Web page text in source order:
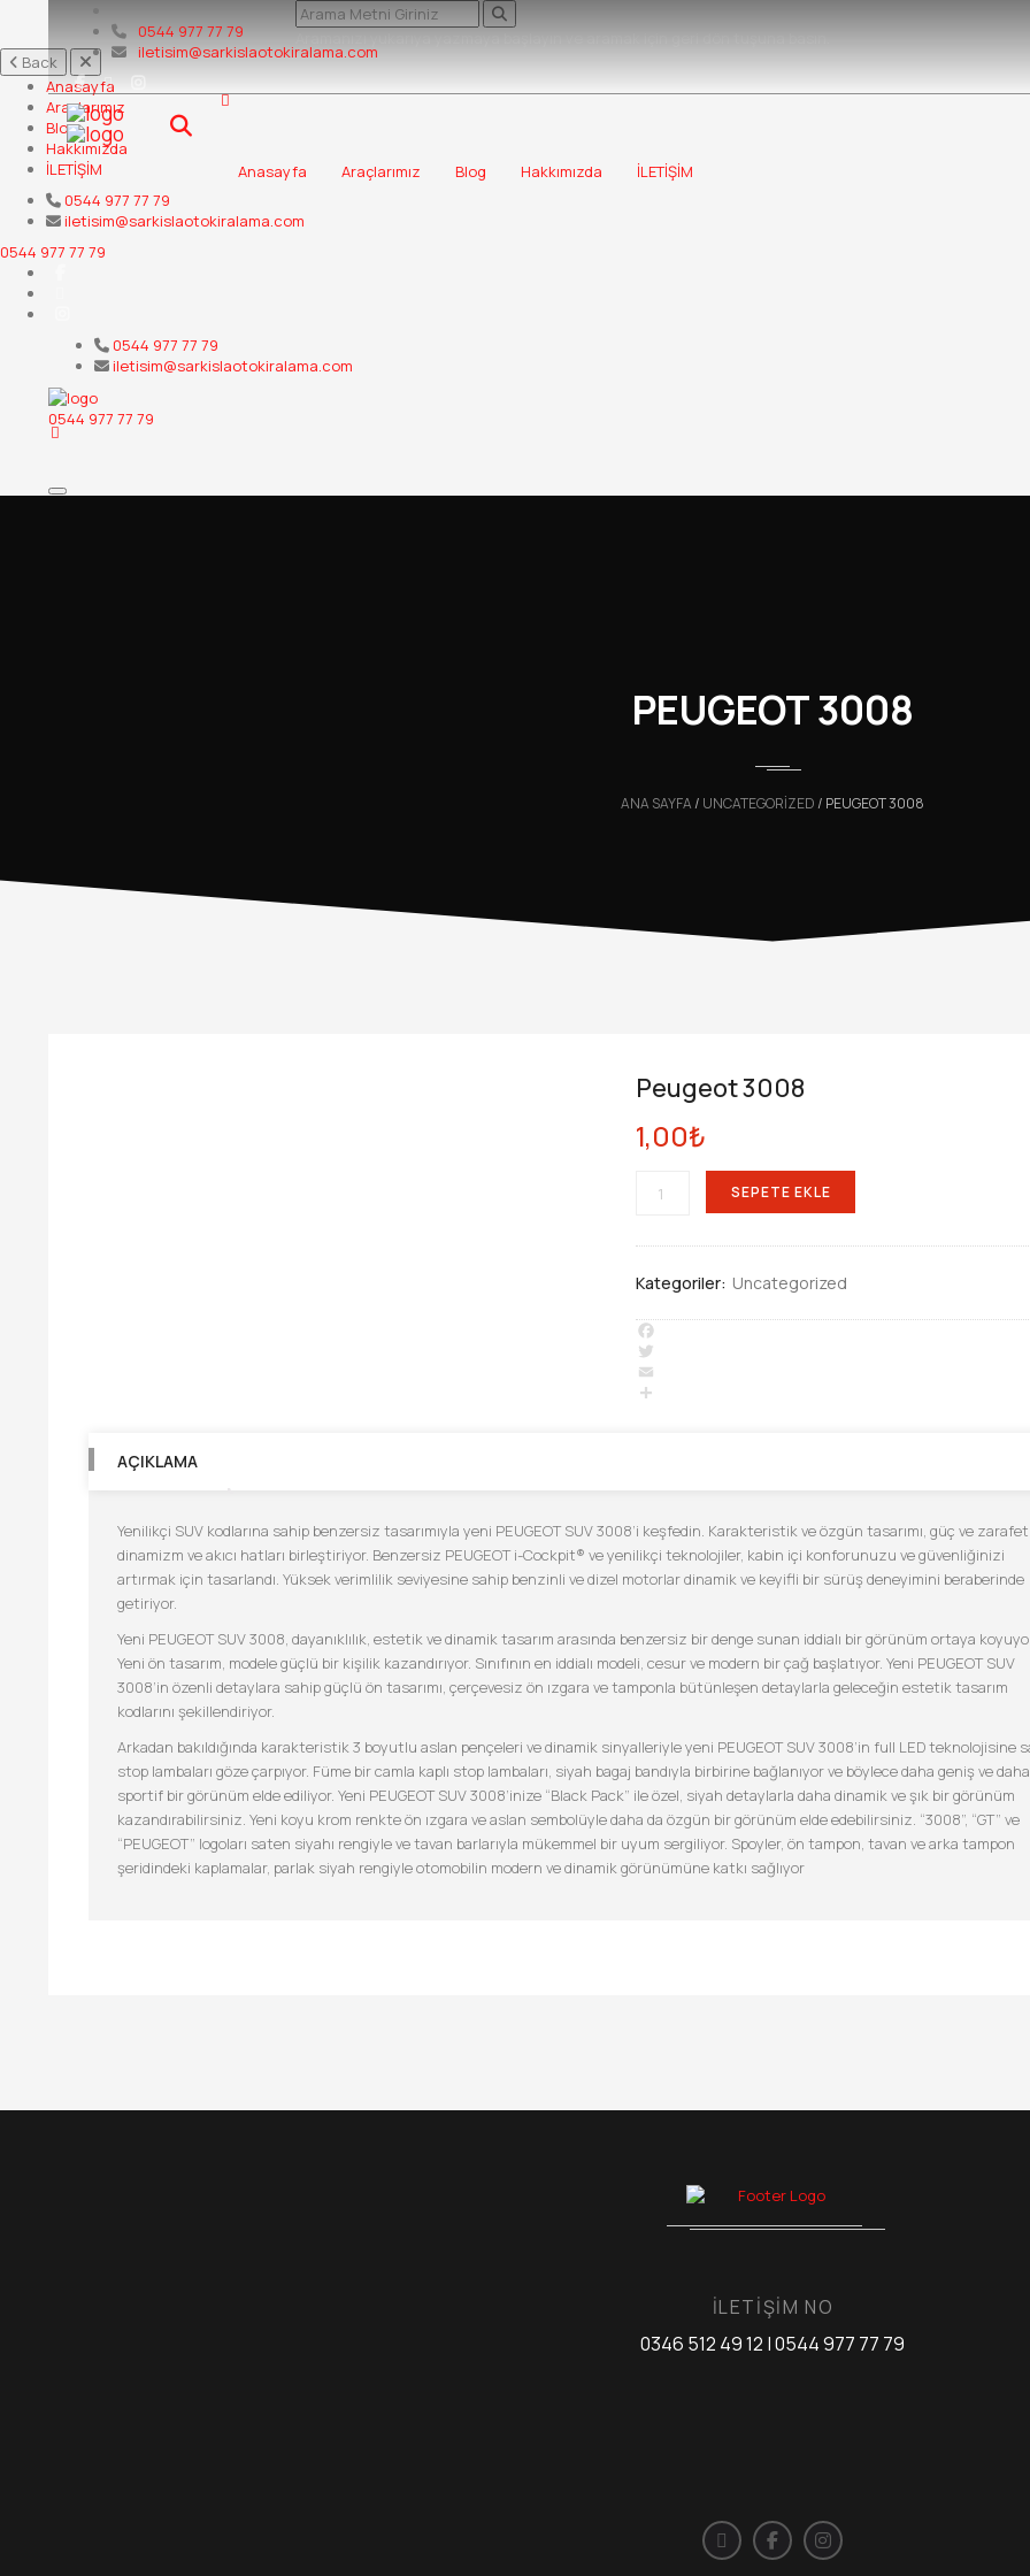
Back
Anasayfa
Araçlarımız
Blog
Hakkımızda
İLETİŞİM
0544 977 77 79
iletisim@sarkislaotokiralama.com
0544 977 77 79
0544 977 77 79
iletisim@sarkislaotokiralama.com
0544 977 77 79
0544 977 77 79
iletisim@sarkislaotokiralama.com
Anasayfa Araçlarımız Blog Hakkımızda İLETİŞİM
PEUGEOT 3008
ANA SAYFA/ UNCATEGORIZED/ PEUGEOT 3008
Peugeot 3008
1,00₺
PEUGEOT
SEPETE EKLE
Kategoriler: Uncategorized
Facebook
Twitter
Email
AÇIKLAMA
Yenilikçi SUV kodlarına sahip benzersiz tasarımıyla yeni PEUGEOT SUV 3008’i keşfedin. Karakteristik ve özgün tasarımı, güç ve
dinamizm ve akıcı hatları birleştiriyor. Benzersiz PEUGEOT i-Cockpit® ve yenilikçi teknolojiler, kabin içi konforunuzu ve güvenliğinizi
artırmak için tasarlandı. Yüksek verimlilik seviyesine sahip benzinli ve dizel motorlar dinamik ve keyifli bir sürüş deneyimini beraberinde
getiriyor.
Yeni PEUGEOT SUV 3008, dayanıklılık, estetik ve dinamik tasarım arasında benzersiz bir denge sunan iddialı bir görünüm ortaya
Yeni ön tasarım, modele güçlü bir kişilik kazandırıyor. Sınıfının en iddialı modeli, cesur ve modern bir çağ başlatıyor. Yeni PEUGEOT SUV
3008’in özenli detaylara sahip güçlü ön tasarımı, çerçevesiz ön ızgara ve tamponla bütünleşen detaylarla geleceğin estetik tasarım
kodlarını şekillendiriyor.
Arkadan bakıldığında karakteristik 3 boyutlu aslan pençeleri ve dinamik sinyalleriyle yeni PEUGEOT SUV 3008’in full LED teknolojisine
stop lambaları göze çarpıyor. Füme bir camla kaplı stop lambaları, siyah bagaj bandıyla birbirine bağlanıyor ve böylece daha geniş ve daha
sportif bir görünüm elde ediliyor. Yeni PEUGEOT SUV 3008’inize “Black Pack” ile özel, siyah detaylarla daha dinamik ve şık bir görünüm
kazandırabilirsiniz. Yeni koyu krom renkte ön ızgara ve aslan sembolüyle daha da özgün bir görünüm elde edebilirsiniz. “3008”, “GT” ve
“PEUGEOT” logoları saten siyahı rengiyle ve tavan barlarıyla mükemmel bir uyum sergiliyor. Spoyler, ön tampon, tavan ve arka tampon
şeridindeki kaplamalar, parlak siyah rengiyle otomobilin modern ve dinamik görünümüne katkı sağlıyor
İLETİŞİM NO
0346 512 49 12 | 0544 977 77 79